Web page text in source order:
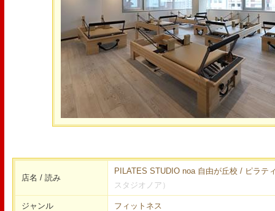
店名 / 読み
PILATES STUDIO noa 自由が丘校 / ピラ
スタジオノア）
ジャンル フィットネス